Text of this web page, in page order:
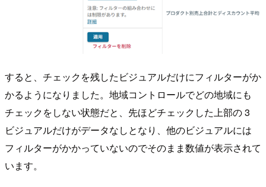
すると、チェックを残したビジュアルだけにフィルターがか
かるようになりました。地域コントロールでどの地域にも
チェックをしない状態だと、先ほどチェックした上部の 3
ビジュアルだけがデータなしとなり、他のビジュアルには
フィルターがかかっていないのでそのまま数値が表示されて
います。